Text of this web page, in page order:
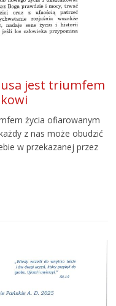
jest triumfem
życia ofiarowanym
z nas może obudzić
w przekazanej przez